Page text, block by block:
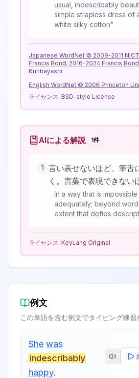
usual, indescribably
simple strapless dress of
white silky cotton"
Japanese WordNet © 2009-2011
Francis Bond, 2016-2024 Francis
Kuribayashi
English WordNet © 2006 Princeton
ライセンス: BSD-style License
AIによる解説 1件
1 言い表せないほど、筆舌
く。言葉で表現できない
In a way that is
adequately; beyond
extent that defies
ライセンス: KeyLang Original
例文
この単語を含む例文でタイピング練習
She was
indescribably
happy.